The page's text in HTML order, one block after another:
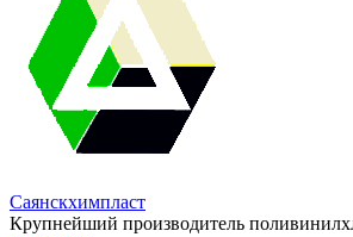
Саянскхимпласт
Крупнейший производитель